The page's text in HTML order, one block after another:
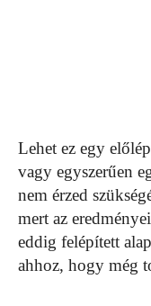
Lehet ez egy
vagy egyszerűen
nem érzed
mert az
eddig felépített
ahhoz, hogy még